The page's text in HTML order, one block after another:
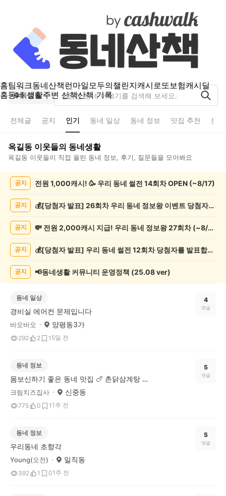
홈팀워크동네산책런마일모두의챌린지캐시로또보험캐시딜
홈동네 생활주변 산책산책 기록
옥길동
전체글 공지 인기 동네 일상 동네 정보 맛집 추천 분
옥길동 이웃들의 동네생활
옥길동 이웃들이 직접 올린 동네 정보, 후기, 질문들을 모아봐요
공지 전원 1,000캐시! 🥳 우리 동네 썰전 14회차 OPEN (~8/17)
공지 💰[당첨자 발표] 26회차 우리 동네 정보왕 이벤트 당첨자를 발표합니다!
공지 💸 전원 2,000캐시 지급! 우리 동네 정보왕 27회차 (~8/10)
공지 💰[당첨자 발표] 우리 동네 썰전 12회차 당첨자를 발표합니다!
공지 📢동네생활 커뮤니티 운영정책 (25.08 ver)
동네 일상
경비실 에어컨 문제입니다
바오바오 양평동3가
292 2 1 5일 전
4
댓글
동네 정보
몸보신하기 좋은 동네 맛집 🍗 촌닭삼계탕 소개해요
크림치즈집사 신중동
775 0 1 1주 전
5
댓글
동네 정보
우리동네 초향각
Young(오전) 일직동
392 1 01주 전
5
댓글